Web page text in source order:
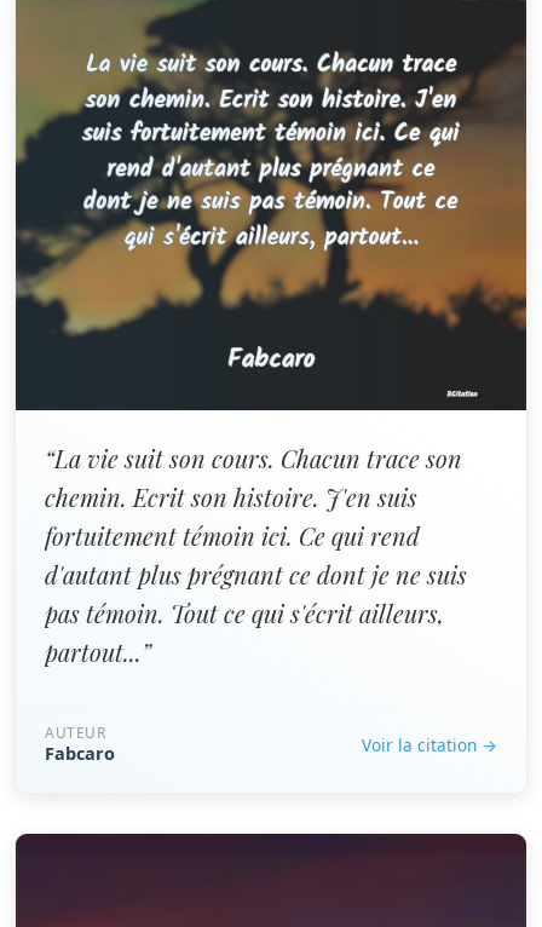
“La vie suit son cours. Chacun trace son
chemin. Ecrit son histoire. J'en suis
fortuitement témoin ici. Ce qui rend
d'autant plus prégnant ce dont je ne suis
pas témoin. Tout ce qui s'écrit ailleurs,
partout...”
AUTEUR
Fabcaro Voir la citation →